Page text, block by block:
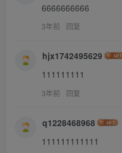
6666666666
3年前 回复
hjx1742495629
111111111
3年前 回复
q1228468968
111111111111